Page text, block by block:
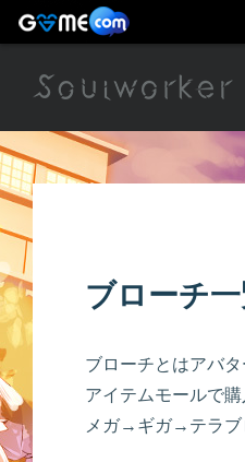
ブローチ
ブローチとはアバ
アイテムモールで
メガ→ギガ→テラブ